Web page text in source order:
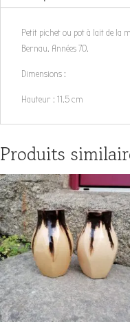
Petit pichet ou pot à lait de la
Bernau. Années 70.
Dimensions :
Hauteur : 11.5 cm
Produits